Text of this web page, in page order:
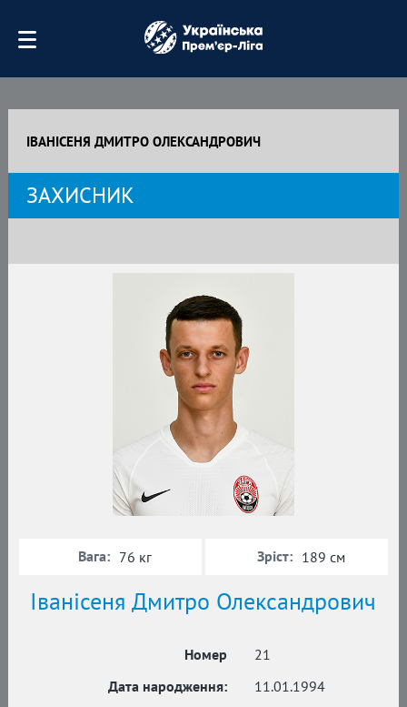
ІВАНІСЕНЯ ДМИТРО ОЛЕКСАНДРОВИЧ
ЗАХИСНИК
Іванісеня Дмитро Олександрович
Номер
21
Дата народження:
11.01.1994
Вага: 76 кг Зріст: 189 см